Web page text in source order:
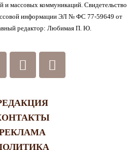
и массовых коммуникаций. Свидетельство
информации ЭЛ № ФС 77-59649 от
редактор: Любимая П. Ю.